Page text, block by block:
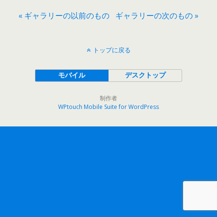
« ギャラリーの以前のもの ギャラリーの次のもの »
トップに戻る
モバイル デスクトップ
制作者
WPtouch Mobile Suite for WordPress